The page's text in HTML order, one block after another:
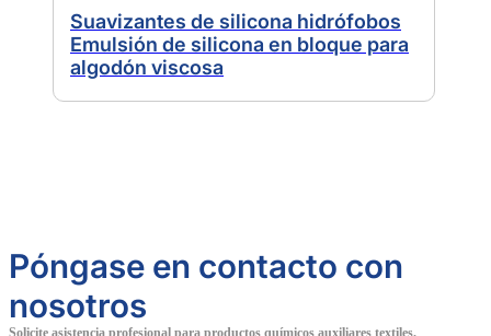
Suavizantes de silicona hidrófobos
Emulsión de silicona en bloque para
algodón viscosa
Póngase en contacto con
nosotros
Solicite asistencia profesional para productos químicos auxiliares textiles.